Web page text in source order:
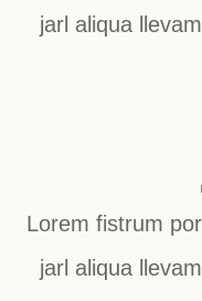
jarl aliqua
Lorem fistrum
jarl aliqua